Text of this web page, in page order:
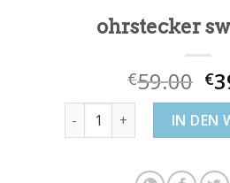
ohrstecker
€59.00 €
ohrstecker swarovskiIN DEN